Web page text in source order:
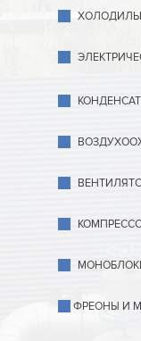
ФРЕОНЫ И